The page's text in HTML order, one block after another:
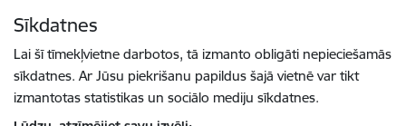
Sīkdatnes
Lai šī tīmekļvietne darbotos, tā izmanto obligāti nepieciešamās
sīkdatnes. Ar Jūsu piekrišanu papildus šajā vietnē var tikt
izmantotas statistikas un sociālo mediju sīkdatnes.